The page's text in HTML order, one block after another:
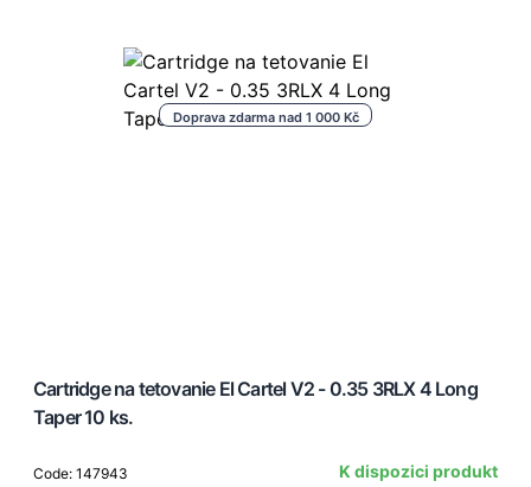
Doprava zdarma nad 1 000 Kč
Cartridge na tetovanie El Cartel V2 - 0.35 3RLX 4 Long
Taper 10 ks.
Code: 147943
K dispozici produkt